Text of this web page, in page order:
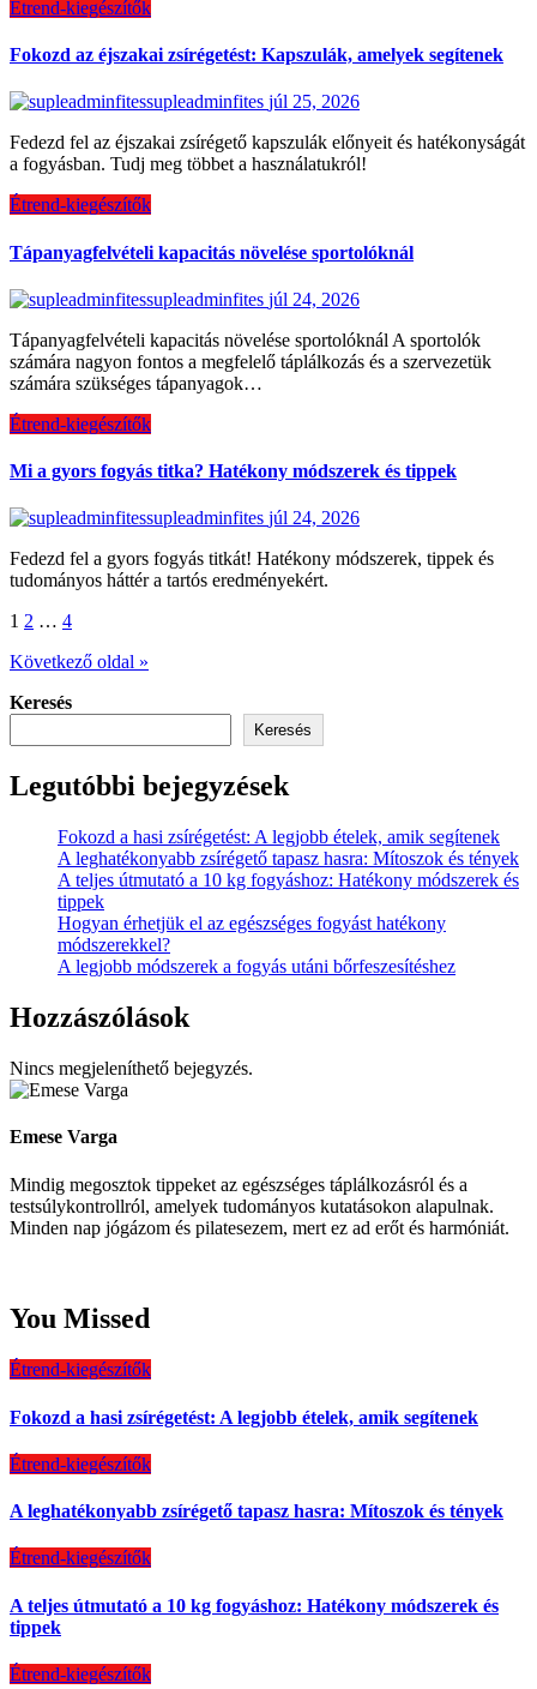
Étrend-kiegészítők
Fokozd az éjszakai zsírégetést: Kapszulák, amelyek segítenek
supleadminfites júl 25, 2026
Fedezd fel az éjszakai zsírégető kapszulák előnyeit és hatékonyságát
a fogyásban. Tudj meg többet a használatukról!
Étrend-kiegészítők
Tápanyagfelvételi kapacitás növelése sportolóknál
supleadminfites júl 24, 2026
Tápanyagfelvételi kapacitás növelése sportolóknál A sportolók
számára nagyon fontos a megfelelő táplálkozás és a szervezetük
számára szükséges tápanyagok…
Étrend-kiegészítők
Mi a gyors fogyás titka? Hatékony módszerek és tippek
supleadminfites júl 24, 2026
Fedezd fel a gyors fogyás titkát! Hatékony módszerek, tippek és
tudományos háttér a tartós eredményekért.
Bejegyzések
lapozása
1 2 … 4
Következő oldal »
Keresés
Keresés
Legutóbbi bejegyzések
Fokozd a hasi zsírégetést: A legjobb ételek, amik segítenek
A leghatékonyabb zsírégető tapasz hasra: Mítoszok és tények
A teljes útmutató a 10 kg fogyáshoz: Hatékony módszerek és
tippek
Hogyan érhetjük el az egészséges fogyást hatékony
módszerekkel?
A legjobb módszerek a fogyás utáni bőrfeszesítéshez
Hozzászólások
Nincs megjeleníthető bejegyzés.
Emese Varga
Mindig megosztok tippeket az egészséges táplálkozásról és a
testsúlykontrollról, amelyek tudományos kutatásokon alapulnak.
Minden nap jógázom és pilatesezem, mert ez ad erőt és harmóniát.
You Missed
Étrend-kiegészítők
Fokozd a hasi zsírégetést: A legjobb ételek, amik segítenek
Étrend-kiegészítők
A leghatékonyabb zsírégető tapasz hasra: Mítoszok és tények
Étrend-kiegészítők
A teljes útmutató a 10 kg fogyáshoz: Hatékony módszerek és
tippek
Étrend-kiegészítők